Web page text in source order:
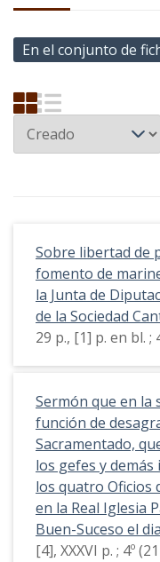
En el conjunto de
Sobre libertad de
fomento de
la Junta de
de la Sociedad
29 p., [1] p. en bl. ;
Sermón que en la
función de
Sacramentado,
los gefes y demás
los quatro Oficios
en la Real Iglesia
Buen-Suceso el
[4], XXXVI p. ; 4º